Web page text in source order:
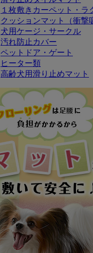
１枚敷きカーペット・ラ
クッションマット（衝撃
犬用ケージ・サークル
汚れ防止カバー
ペットドア・ゲート
ヒーター類
高齢犬用滑り止めマット